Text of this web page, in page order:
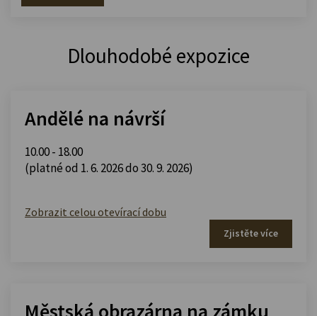
Dlouhodobé expozice
Andělé na návrší
10.00 - 18.00
(platné od 1. 6. 2026 do 30. 9. 2026)
Zobrazit celou otevírací dobu
Zjistěte více
Městská obrazárna na zámku